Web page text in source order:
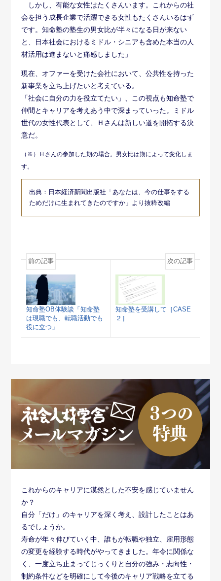
しかし、有能な女性はたくさんいます。これからの社
会を担う成長企業で活躍できる女性もたくさんいるはず
です。知命塾の塾生の男女比が半々になる日が来ない
と、日本社会におけるミドル・シニアも含めた本当の人
材活用は進まないと痛感しました」
現在、オファーを受けた会社において、公共性を持った
新事業を立ち上げたいと考えている。
「社会に自分の力を役立てたい」、この視点も知命塾で
仲間とキャリアを考えあう中で深まっていった。ミドル
世代の女性代表として、Ｈさんは新しい道を開拓する決
意だ。
（※）Ｈさんの参加した期の場合。男女比は期によって変化しま
す。
出典：日本経済新聞出版社「あなたは、今の仕事をする
ためだけに生まれてきたのですか」より抜粋改編
前の記事
知命塾OB体験談「知命塾
は現職でも、転職活動でも
役に立つ」
次の記事
知命塾を受講して［CASE
２］
これからのキャリアに漠然とした不安を感じていません
か？
自分「だけ」のキャリアを深く考え、設計したことはあ
るでしょうか。
寿命が年々伸びていく中、誰もが転職や独立、雇用形態
の変更を経験する時代がやってきました。年令に関係な
く、一度立ち止まってじっくりと自分の強み・志向性・
制約条件などを明確にして今後のキャリア戦略を立てる